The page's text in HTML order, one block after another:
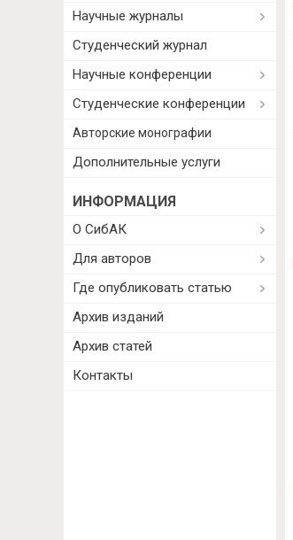
Научные журналы
Студенческий журнал
Научные конференции
Студенческие конференции
Авторские монографии
Дополнительные услуги
ИНФОРМАЦИЯ
О СибАК
Для авторов
Где опубликовать статью
Архив изданий
Архив статей
Контакты